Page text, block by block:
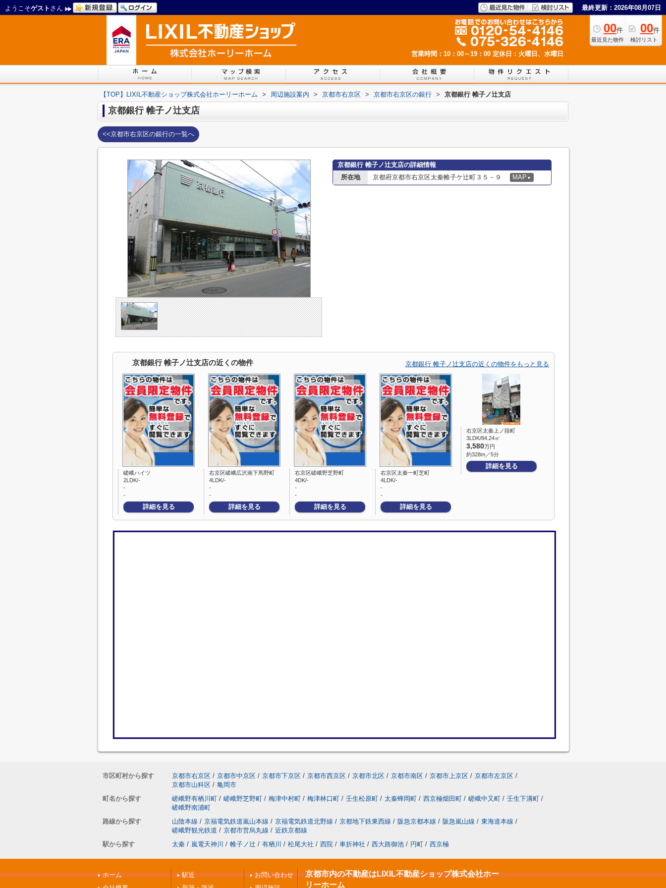
ようこそゲスト さん 最終更新：2026年08月07日
00件
最近見た物件
00件
検討リスト
営業時間：10：00～19：00 定休日：火曜日、水曜日
【TOP】LIXIL不動産ショップ株式会社ホーリーホーム > 周辺施設案内 > 京都市右京区 > 京都市右京区の銀行 > 京都銀行 帷子ノ辻支店
京都銀行 帷子ノ辻支店
<<京都市右京区の銀行の一覧へ
京都銀行 帷子ノ辻支店の詳細情報
所在地
京都府京都市右京区太秦帷子ケ辻町３５－９ MAP ▼
京都銀行 帷子ノ辻支店の近くの物件 京都銀行 帷子ノ辻支店の近くの物件をもっと見る
嵯峨ハイツ
2LDK/-
-
-
詳細を見る
右京区嵯峨広沢南下馬野町
4LDK/-
-
-
詳細を見る
右京区嵯峨野芝野町
4DK/-
-
-
詳細を見る
右京区太秦一町芝町
4LDK/-
-
-
詳細を見る
右京区太秦上ノ段町
3LDK/84.24㎡
3,580万円
約328m／5分
詳細を見る
市区町村から探す 京都市右京区 / 京都市中京区 / 京都市下京区 / 京都市西京区 / 京都市北区 / 京都市南区 / 京都市上京区 / 京都市左京区 /
京都市山科区 / 亀岡市
町名から探す
嵯峨野有栖川町 / 嵯峨野芝野町 / 梅津中村町 / 梅津林口町 / 壬生松原町 / 太秦蜂岡町 / 西京極畑田町 / 嵯峨中又町 / 壬生下溝町 /
嵯峨野南浦町
路線から探す
山陰本線 / 京福電気鉄道嵐山本線 / 京福電気鉄道北野線 / 京都地下鉄東西線 / 阪急京都本線 / 阪急嵐山線 / 東海道本線 /
嵯峨野観光鉄道 / 京都市営烏丸線 / 近鉄京都線
駅から探す
太秦 / 嵐電天神川 / 帷子ノ辻 / 有栖川 / 松尾大社 / 西院 / 車折神社 / 西大路御池 / 円町 / 西京極
ホーム
駅近
お問い合わせ
京都市内の不動産はLIXIL不動産ショップ株式会社ホー
リーホーム